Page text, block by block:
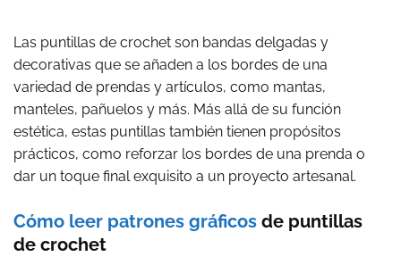
Las puntillas de crochet son bandas delgadas y
decorativas que se añaden a los bordes de una
variedad de prendas y artículos, como mantas,
manteles, pañuelos y más. Más allá de su función
estética, estas puntillas también tienen propósitos
prácticos, como reforzar los bordes de una prenda o
dar un toque final exquisito a un proyecto artesanal.
Cómo leer patrones gráficos de puntillas
de crochet